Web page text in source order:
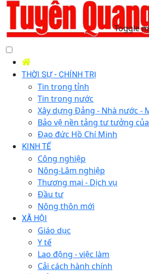
Toggle
THỜI SỰ - CHÍNH TRỊ
Tin trong tỉnh
Tin trong nước
Xây dựng Đảng - Nhà nước -
Bảo vệ nền tảng tư tưởng
Đạo đức Hồ Chí Minh
KINH TẾ
Công nghiệp
Nông-Lâm nghiệp
Thương mại - Dịch vụ
Đầu tư
Nông thôn mới
XÃ HỘI
Giáo dục
Y tế
Lao động - việc làm
Cải cách hành chính